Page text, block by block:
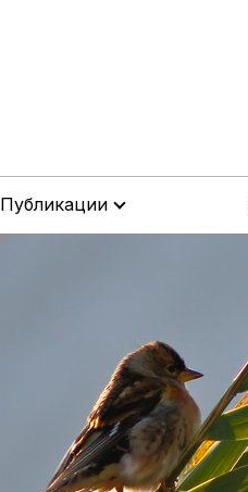
Публикации